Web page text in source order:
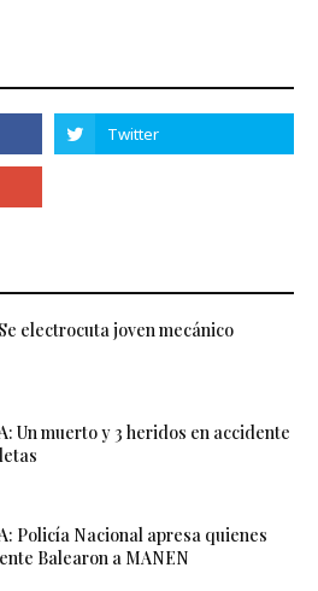
electrocuta joven mecánico
Un muerto y 3 heridos en accidente
Policía Nacional apresa quienes
Balearon a MANEN